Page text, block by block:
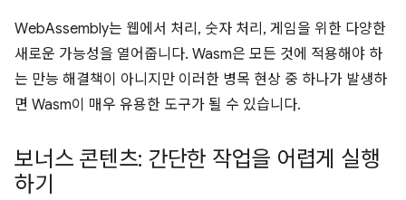
WebAssembly는 웹에서 처리, 숫자 처리, 게임을 위한 다양한
새로운 가능성을 열어줍니다. Wasm은 모든 것에 적용해야 하
는 만능 해결책이 아니지만 이러한 병목 현상 중 하나가 발생하
면 Wasm이 매우 유용한 도구가 될 수 있습니다.
보너스 콘텐츠: 간단한 작업을 어렵게 실행
하기